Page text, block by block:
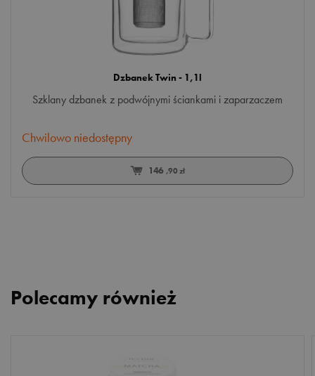
Dzbanek Twin - 1,1l
Szklany dzbanek z podwójnymi ściankami i zaparzaczem
Chwilowo niedostępny
146 ,90 zł
Polecamy również